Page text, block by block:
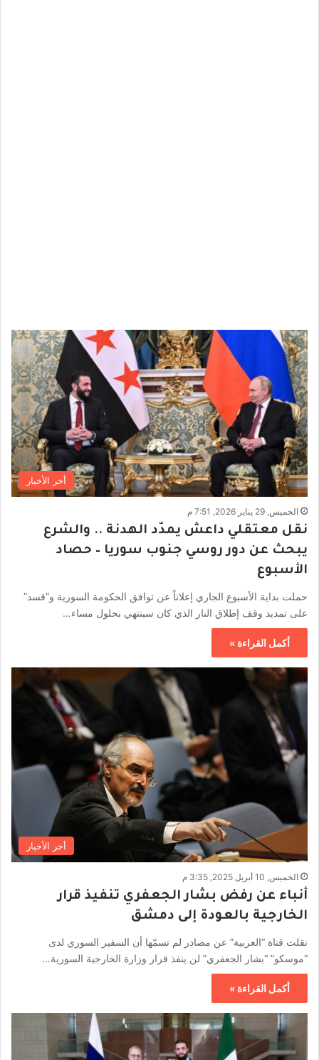
أخر الأخبار
الخميس, 29 يناير 2026, 7:51 م
نقل معتقلي داعش يمدّد الهدنة .. والشرع
يبحث عن دور روسي جنوب سوريا – حصاد
الأسبوع
حملت بداية الأسبوع الجاري إعلاناً عن توافق الحكومة السورية و”قسد”
على تمديد وقف إطلاق النار الذي كان سينتهي بحلول مساء…
أكمل القراءة »
أخر الأخبار
الخميس, 10 أبريل 2025, 3:35 م
أنباء عن رفض بشار الجعفري تنفيذ قرار
الخارجية بالعودة إلى دمشق
نقلت قناة “العربية” عن مصادر لم تسمّها أن السفير السوري لدى
“موسكو” “بشار الجعفري” لن ينفذ قرار وزارة الخارجية السورية…
أكمل القراءة »